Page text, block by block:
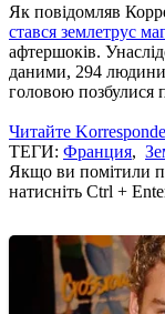
Як повідомляв
стався землетрус
афтершоків.
даними, 294
головою позбулися
Читайте
ТЕГИ: Франция,
Якщо ви помітили
натисніть Ctrl +